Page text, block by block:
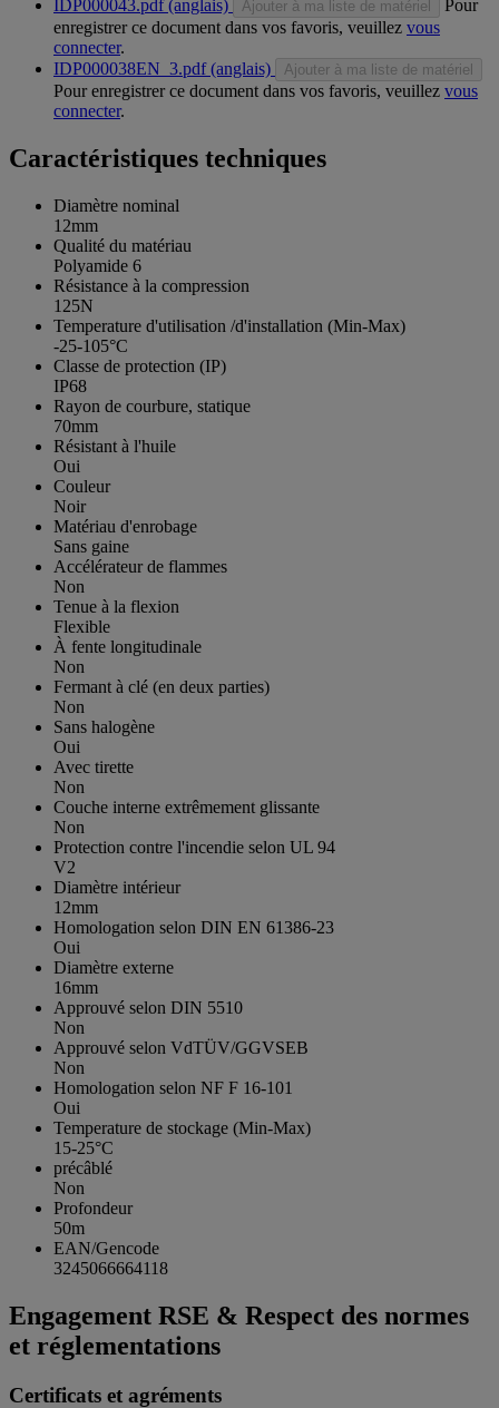
IDP000043.pdf (anglais) Ajouter à ma liste de matériel
Pour
enregistrer ce document dans vos favoris, veuillez vous
connecter.
IDP000038EN_3.pdf (anglais)
Ajouter à ma liste de matériel
Pour enregistrer ce document dans vos favoris, veuillez vous
connecter.
Caractéristiques techniques
Diamètre nominal
12mm
Qualité du matériau
Polyamide 6
Résistance à la compression
125N
Temperature d'utilisation /d'installation (Min-Max)
-25-105°C
Classe de protection (IP)
IP68
Rayon de courbure, statique
70mm
Résistant à l'huile
Oui
Couleur
Noir
Matériau d'enrobage
Sans gaine
Accélérateur de flammes
Non
Tenue à la flexion
Flexible
À fente longitudinale
Non
Fermant à clé (en deux parties)
Non
Sans halogène
Oui
Avec tirette
Non
Couche interne extrêmement glissante
Non
Protection contre l'incendie selon UL 94
V2
Diamètre intérieur
12mm
Homologation selon DIN EN 61386-23
Oui
Diamètre externe
16mm
Approuvé selon DIN 5510
Non
Approuvé selon VdTÜV/GGVSEB
Non
Homologation selon NF F 16-101
Oui
Temperature de stockage (Min-Max)
15-25°C
précâblé
Non
Profondeur
50m
EAN/Gencode
3245066664118
Engagement RSE & Respect des normes
et réglementations
Certificats et agréments